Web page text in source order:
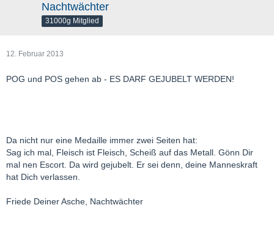
Nachtwächter
31000g Mitglied
12. Februar 2013
POG und POS gehen ab - ES DARF GEJUBELT WERDEN!
Da nicht nur eine Medaille immer zwei Seiten hat:
Sag ich mal, Fleisch ist Fleisch, Scheiß auf das Metall. Gönn Dir
mal nen Escort. Da wird gejubelt. Er sei denn, deine Manneskraft
hat Dich verlassen.
Friede Deiner Asche, Nachtwächter